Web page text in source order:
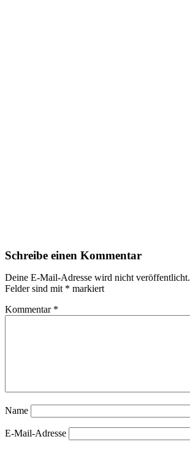
Schreibe einen Kommentar
Deine E-Mail-Adresse wird nicht veröffentlicht.
Felder sind mit * markiert
Kommentar *
Name
E-Mail-Adresse